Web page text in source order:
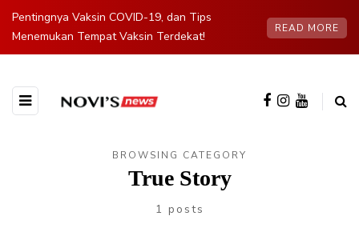
Pentingnya Vaksin COVID-19, dan Tips
Menemukan Tempat Vaksin Terdekat!
READ MORE
BROWSING CATEGORY
True Story
1 posts